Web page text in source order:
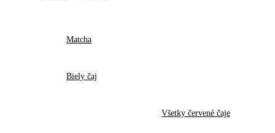
Matcha
Biely čaj
Všetky červené čaje